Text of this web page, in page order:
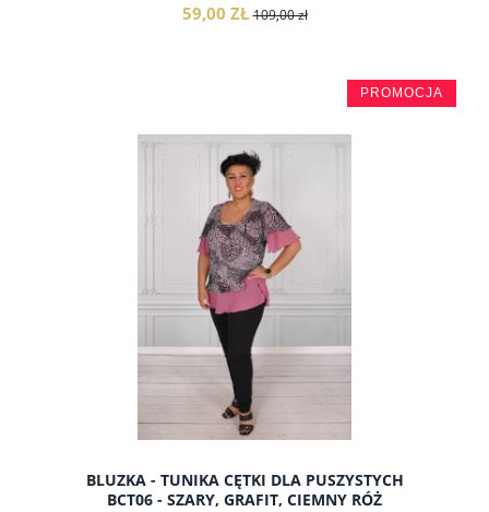
59,00 ZŁ 109,00 zł
do koszyka
BLUZKA - TUNIKA CĘTKI DLA PUSZYSTYCH
BCT06 - SZARY, GRAFIT, CIEMNY RÓŻ
PROMOCJA